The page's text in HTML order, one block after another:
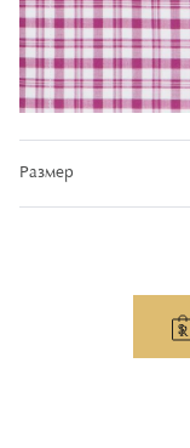
Размер